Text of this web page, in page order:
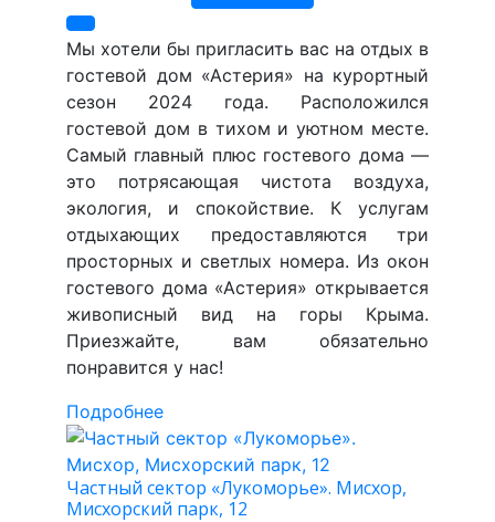
Мы хотели бы пригласить вас на отдых в
гостевой дом «Астерия» на курортный
сезон 2024 года. Расположился
гостевой дом в тихом и уютном месте.
Самый главный плюс гостевого дома —
это потрясающая чистота воздуха,
экология, и спокойствие. К услугам
отдыхающих предоставляются три
просторных и светлых номера. Из окон
гостевого дома «Астерия» открывается
живописный вид на горы Крыма.
Приезжайте, вам обязательно
понравится у нас!
Подробнее
Частный сектор «Лукоморье». Мисхор,
Мисхорский парк, 12